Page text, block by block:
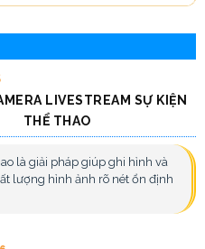
LIVESTREAM SỰ KIỆN
THỂ THAO
là giải pháp giúp ghi hình và
lượng hình ảnh rõ nét ổn định